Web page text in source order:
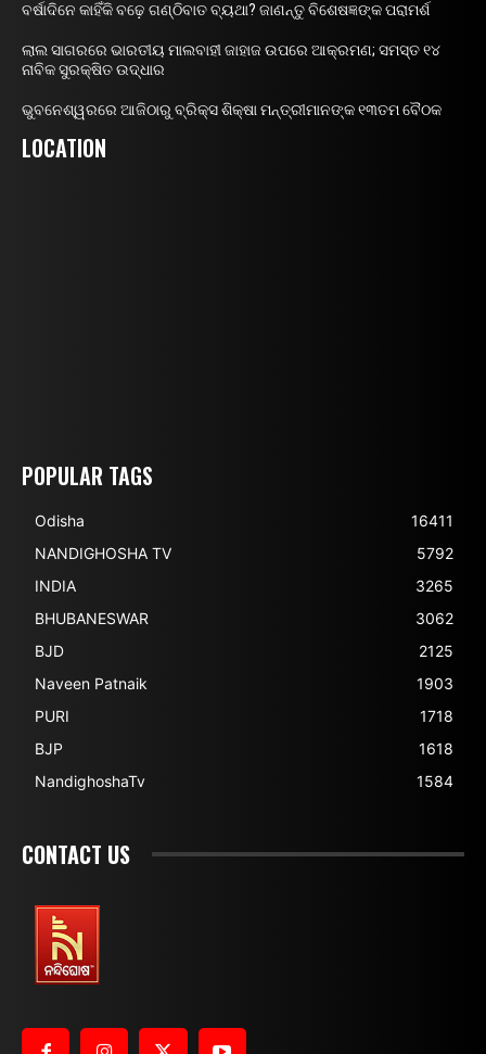
ବର୍ଷାଦିନେ କାହିଁକି ବଢ଼େ ଗଣ୍ଠିବାତ ବ୍ୟଥା? ଜାଣନ୍ତୁ ବିଶେଷଜ୍ଞଙ୍କ ପରାମର୍ଶ
ଲାଲ ସାଗରରେ ଭାରତୀୟ ମାଲବାହୀ ଜାହାଜ ଉପରେ ଆକ୍ରମଣ; ସମସ୍ତ ୧୪
ନାବିକ ସୁରକ୍ଷିତ ଉଦ୍ଧାର
ଭୁବନେଶ୍ୱରରେ ଆଜିଠାରୁ ବ୍ରିକ୍ସ ଶିକ୍ଷା ମନ୍ତ୍ରୀମାନଙ୍କ ୧୩ତମ ବୈଠକ
LOCATION
POPULAR TAGS
Odisha
16411
NANDIGHOSHA TV
5792
INDIA
3265
BHUBANESWAR
3062
BJD
2125
Naveen Patnaik
1903
PURI
1718
BJP
1618
NandighoshaTv
1584
CONTACT US